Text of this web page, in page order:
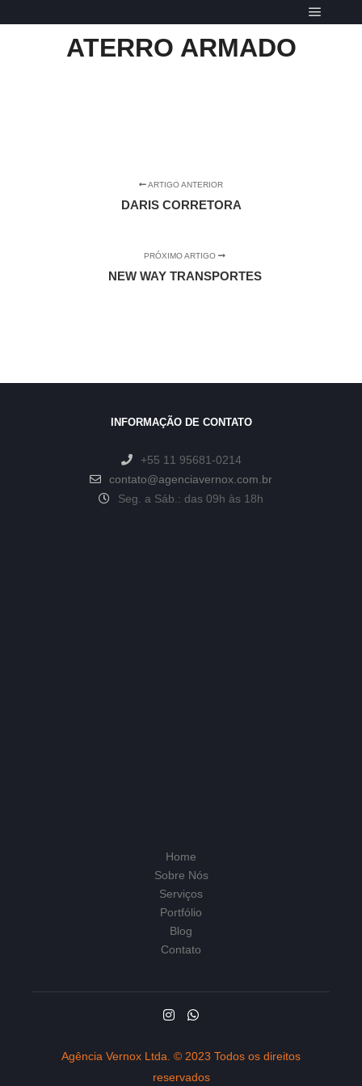
ATERRO ARMADO
ARTIGO ANTERIOR
DARIS CORRETORA
PRÓXIMO ARTIGO
NEW WAY TRANSPORTES
INFORMAÇÃO DE CONTATO
+55 11 95681-0214
contato@agenciavernox.com.br
Seg. a Sáb.: das 09h às 18h
Home
Sobre Nós
Serviços
Portfólio
Blog
Contato
Agência Vernox Ltda. © 2023 Todos os direitos
reservados